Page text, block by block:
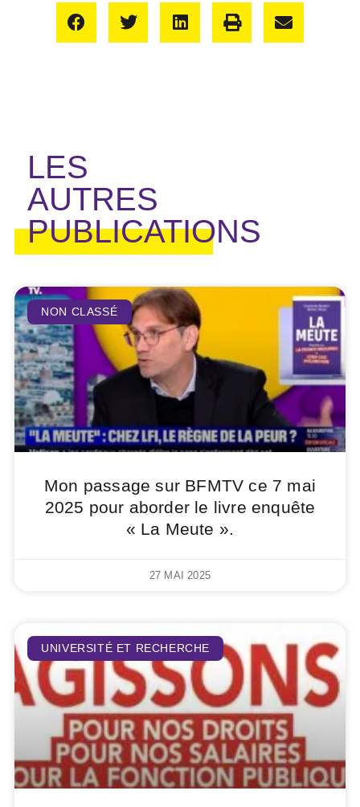
LES
AUTRES
PUBLICATIONS
NON CLASSÉ
Mon passage sur BFMTV ce 7 mai
2025 pour aborder le livre enquête
« La Meute ».
27 MAI 2025
UNIVERSITÉ ET RECHERCHE